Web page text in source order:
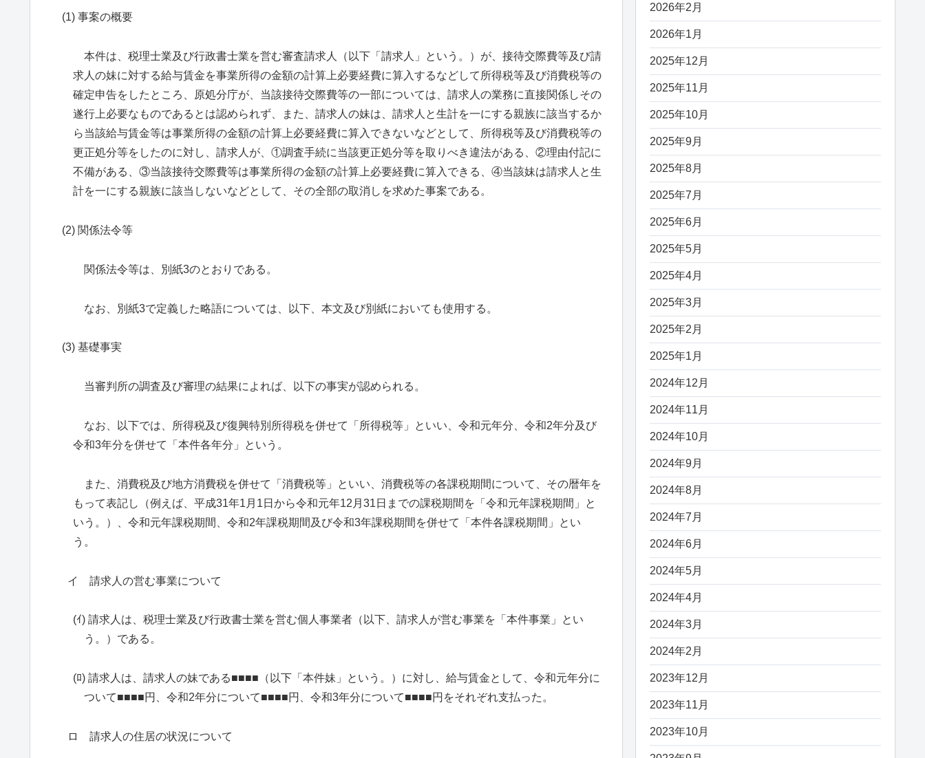
(1) 事案の概要
本件は、税理士業及び行政書士業を営む審査請求人（以下「請求人」という。）が、接待交際費等及び請
求人の妹に対する給与賃金を事業所得の金額の計算上必要経費に算入するなどして所得税等及び消費税等の
確定申告をしたところ、原処分庁が、当該接待交際費等の一部については、請求人の業務に直接関係しその
遂行上必要なものであるとは認められず、また、請求人の妹は、請求人と生計を一にする親族に該当するか
ら当該給与賃金等は事業所得の金額の計算上必要経費に算入できないなどとして、所得税等及び消費税等の
更正処分等をしたのに対し、請求人が、①調査手続に当該更正処分等を取りべき違法がある、②理由付記に
不備がある、③当該接待交際費等は事業所得の金額の計算上必要経費に算入できる、④当該妹は請求人と生
計を一にする親族に該当しないなどとして、その全部の取消しを求めた事案である。
(2) 関係法令等
関係法令等は、別紙3のとおりである。
なお、別紙3で定義した略語については、以下、本文及び別紙においても使用する。
(3) 基礎事実
当審判所の調査及び審理の結果によれば、以下の事実が認められる。
なお、以下では、所得税及び復興特別所得税を併せて「所得税等」といい、令和元年分、令和2年分及び
令和3年分を併せて「本件各年分」という。
また、消費税及び地方消費税を併せて「消費税等」といい、消費税等の各課税期間について、その暦年を
もって表記し（例えば、平成31年1月1日から令和元年12月31日までの課税期間を「令和元年課税期間」と
いう。）、令和元年課税期間、令和2年課税期間及び令和3年課税期間を併せて「本件各課税期間」とい
う。
イ 請求人の営む事業について
(ｲ) 請求人は、税理士業及び行政書士業を営む個人事業者（以下、請求人が営む事業を「本件事業」とい
う。）である。
(ﾛ) 請求人は、請求人の妹である■■■■（以下「本件妹」という。）に対し、給与賃金として、令和元年分に
ついて■■■■円、令和2年分について■■■■円、令和3年分について■■■■円をそれぞれ支払った。
ロ 請求人の住居の状況について
2026年2月
2026年1月
2025年12月
2025年11月
2025年10月
2025年9月
2025年8月
2025年7月
2025年6月
2025年5月
2025年4月
2025年3月
2025年2月
2025年1月
2024年12月
2024年11月
2024年10月
2024年9月
2024年8月
2024年7月
2024年6月
2024年5月
2024年4月
2024年3月
2024年2月
2023年12月
2023年11月
2023年10月